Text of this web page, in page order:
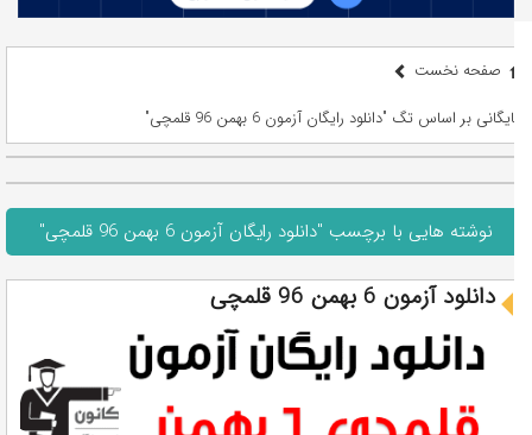
صفحه نخست
بایگانی بر اساس تگ "دانلود رایگان آزمون 6 بهمن 96 قلمچی"
نوشته هایی با برچسب "دانلود رایگان آزمون 6 بهمن 96 قلمچی"
دانلود آزمون 6 بهمن 96 قلمچی